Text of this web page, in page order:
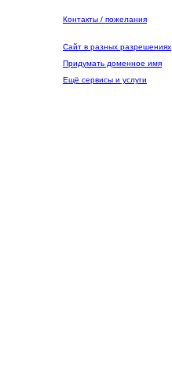
Контакты / пожелания
Сайт в разных разрешениях
Придумать доменное имя
Ещё сервисы и услуги